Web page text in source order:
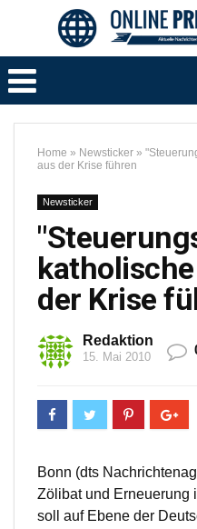
Home » Newsticker »
aus der Krise führen
Newsticker
der Krise
Redaktion
15. Mai 2010
Bonn (dts
Zölibat und Erneuerung
soll auf Ebene der